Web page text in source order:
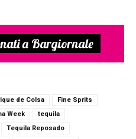
a Bargiornale
de Colsa
Fine Sprits
Week
tequila
Tequila Reposado